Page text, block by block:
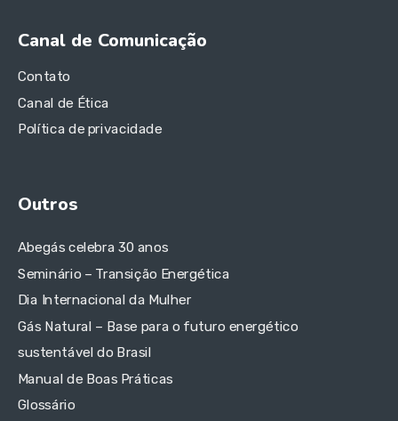
Canal de Comunicação
Contato
Canal de Ética
Política de privacidade
Outros
Abegás celebra 30 anos
Seminário – Transição Energética
Dia Internacional da Mulher
Gás Natural – Base para o futuro energético
sustentável do Brasil
Manual de Boas Práticas
Glossário